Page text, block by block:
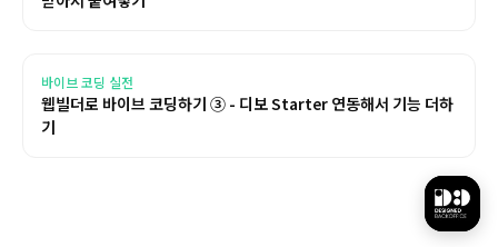
바이브 코딩 실전
웹빌더로 바이브 코딩하기 ③ - 디보 Starter 연동해서 기능 더하
기